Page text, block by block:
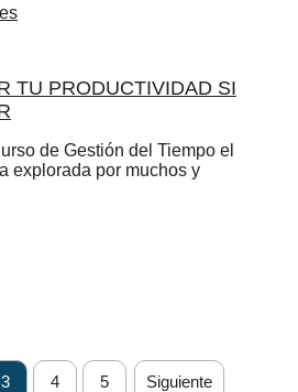
TU PRODUCTIVIDAD SI
de Gestión del Tiempo el
explorada por muchos y
3 4 5 Siguiente